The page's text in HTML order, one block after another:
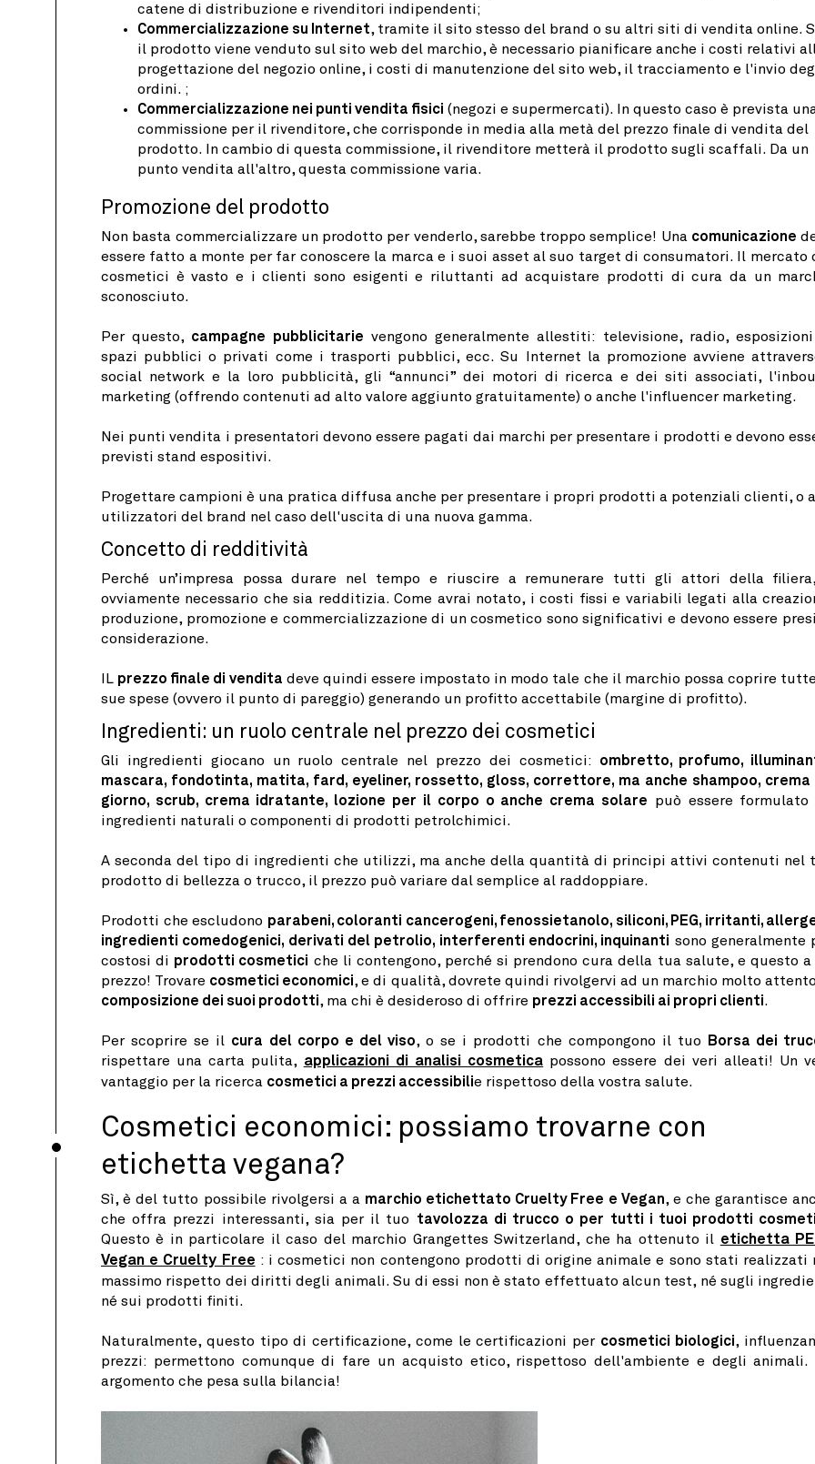
catene di distribuzione e rivenditori indipendenti;
Commercializzazione su Internet, tramite il sito stesso del brand o su altri siti di vendita online.
il prodotto viene venduto sul sito web del marchio, è necessario pianificare anche i costi relativi
progettazione del negozio online, i costi di manutenzione del sito web, il tracciamento e l'invio
ordini. ;
Commercializzazione nei punti vendita fisici (negozi e supermercati). In questo caso è prevista
commissione per il rivenditore, che corrisponde in media alla metà del prezzo finale di vendita del
prodotto. In cambio di questa commissione, il rivenditore metterà il prodotto sugli scaffali. Da un
punto vendita all'altro, questa commissione varia.
Promozione del prodotto
Non basta commercializzare un prodotto per venderlo, sarebbe troppo semplice! Una comunicazione
essere fatto a monte per far conoscere la marca e i suoi asset al suo target di consumatori. Il mercato
cosmetici è vasto e i clienti sono esigenti e riluttanti ad acquistare prodotti di cura da un
sconosciuto.
Per questo, campagne pubblicitarie vengono generalmente allestiti: televisione, radio,
spazi pubblici o privati ​​come i trasporti pubblici, ecc. Su Internet la promozione avviene
social network e la loro pubblicità, gli “annunci” dei motori di ricerca e dei siti associati,
marketing (offrendo contenuti ad alto valore aggiunto gratuitamente) o anche l'influencer marketing.
Nei punti vendita i presentatori devono essere pagati dai marchi per presentare i prodotti e devono
previsti stand espositivi.
Progettare campioni è una pratica diffusa anche per presentare i propri prodotti a potenziali clienti, o
utilizzatori del brand nel caso dell'uscita di una nuova gamma.
Concetto di redditività
Perché un’impresa possa durare nel tempo e riuscire a remunerare tutti gli attori della
ovviamente necessario che sia redditizia. Come avrai notato, i costi fissi e variabili legati alla
produzione, promozione e commercializzazione di un cosmetico sono significativi e devono essere
considerazione.
IL prezzo finale di vendita deve quindi essere impostato in modo tale che il marchio possa coprire
sue spese (ovvero il punto di pareggio) generando un profitto accettabile (margine di profitto).
Ingredienti: un ruolo centrale nel prezzo dei cosmetici
Gli ingredienti giocano un ruolo centrale nel prezzo dei cosmetici: ombretto, profumo,
mascara, fondotinta, matita, fard, eyeliner, rossetto, gloss, correttore, ma anche shampoo, crema
giorno, scrub, crema idratante, lozione per il corpo o anche crema solare può essere formulato
ingredienti naturali o componenti di prodotti petrolchimici.
A seconda del tipo di ingredienti che utilizzi, ma anche della quantità di principi attivi contenuti nel
prodotto di bellezza o trucco, il prezzo può variare dal semplice al raddoppiare.
Prodotti che escludono parabeni, coloranti cancerogeni, fenossietanolo, siliconi, PEG, irritanti,
ingredienti comedogenici, derivati ​​del petrolio, interferenti endocrini, inquinanti sono generalmente
costosi di prodotti cosmetici che li contengono, perché si prendono cura della tua salute, e questo a
prezzo! Trovare cosmetici economici, e di qualità, dovrete quindi rivolgervi ad un marchio molto
composizione dei suoi prodotti, ma chi è desideroso di offrire prezzi accessibili ai propri clienti.
Per scoprire se il cura del corpo e del viso, o se i prodotti che compongono il tuo
Borsa dei
rispettare una carta pulita, applicazioni di analisi cosmetica possono essere dei veri alleati! Un
vantaggio per la ricerca cosmetici a prezzi accessibilie rispettoso della vostra salute.
Cosmetici economici: possiamo trovarne con
etichetta vegana?
Sì, è del tutto possibile rivolgersi a a marchio etichettato Cruelty Free e Vegan, e che garantisce
che offra prezzi interessanti, sia per il tuo tavolozza di trucco o per tutti i tuoi prodotti
Questo è in particolare il caso del marchio Grangettes Switzerland, che ha ottenuto il etichetta
Vegan e Cruelty Free : i cosmetici non contengono prodotti di origine animale e sono stati realizzati
massimo rispetto dei diritti degli animali. Su di essi non è stato effettuato alcun test, né sugli
né sui prodotti finiti.
Naturalmente, questo tipo di certificazione, come le certificazioni per cosmetici biologici,
prezzi: permettono comunque di fare un acquisto etico, rispettoso dell'ambiente e degli animali.
argomento che pesa sulla bilancia!